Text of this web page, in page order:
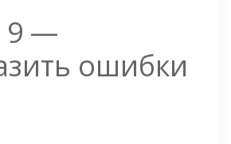
9 —
ошибки